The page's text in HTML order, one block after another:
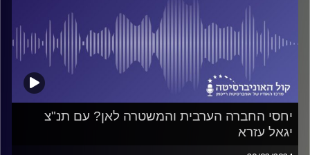
יחסי החברה הערבית והמשטרה לאן? עם תנ"צ
יגאל עזרא